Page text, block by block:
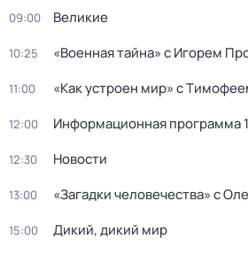
09:00 Великие
10:25 «Военная тайна» с Игорем
11:00 «Как устроен мир» с
12:00 Информационная программа
12:30 Новости
13:00 «Загадки человечества» с
15:00 Дикий, дикий мир